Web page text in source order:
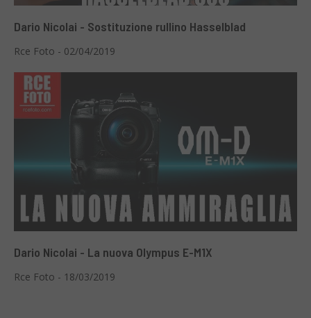
Dario Nicolai - Sostituzione rullino Hasselblad
Rce Foto - 02/04/2019
Dario Nicolai - La nuova Olympus E-M1X
Rce Foto - 18/03/2019